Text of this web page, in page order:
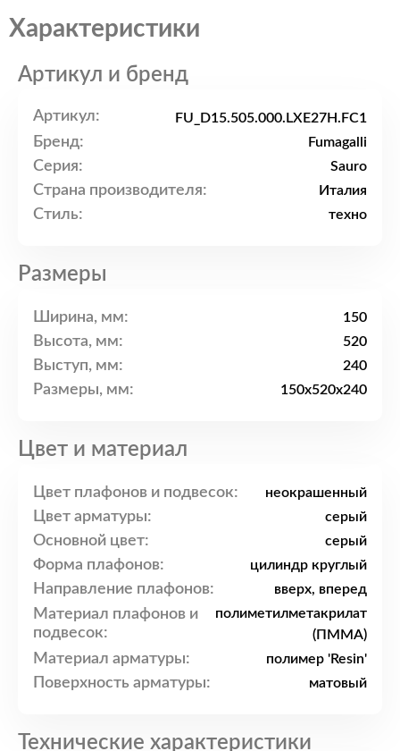
Характеристики
Артикул и бренд
Артикул: FU_D15.505.000.LXE27H.FC1
Бренд: Fumagalli
Серия: Sauro
Страна производителя: Италия
Стиль: техно
Размеры
Ширина, мм: 150
Высота, мм: 520
Выступ, мм: 240
Размеры, мм: 150x520x240
Цвет и материал
Цвет плафонов и подвесок: неокрашенный
Цвет арматуры: серый
Основной цвет: серый
Форма плафонов: цилиндр круглый
Направление плафонов: вверх, вперед
Материал плафонов и
подвесок:
полиметилметакрилат
(ПММА)
Материал арматуры: полимер 'Resin'
Поверхность арматуры: матовый
Технические характеристики